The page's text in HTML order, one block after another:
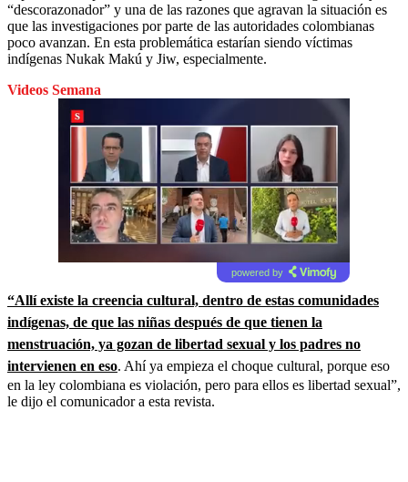
“descorazonador” y una de las razones que agravan la situación es
que las investigaciones por parte de las autoridades colombianas
poco avanzan. En esta problemática estarían siendo víctimas
indígenas Nukak Makú y Jiw, especialmente.
Videos Semana
powered by
“Allí existe la creencia cultural, dentro de estas comunidades
indígenas, de que las niñas después de que tienen la
menstruación, ya gozan de libertad sexual y los padres no
intervienen en eso. Ahí ya empieza el choque cultural, porque eso
en la ley colombiana es violación, pero para ellos es libertad sexual”,
le dijo el comunicador a esta revista.